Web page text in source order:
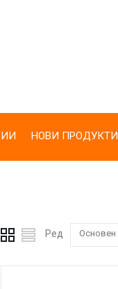
НОВИ ПРОДУКТИ
Ред Основен